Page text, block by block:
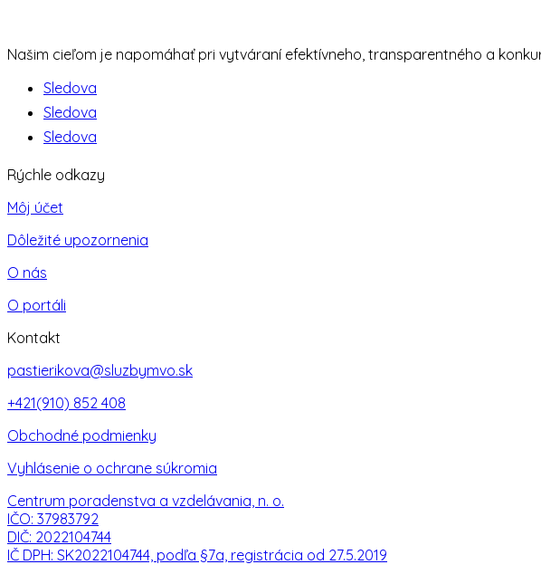
Našim cieľom je napomáhať pri vytváraní efektívneho, transparentného a
Sledova
Sledova
Sledova
Rýchle odkazy
Môj účet
Dôležité upozornenia
O nás
O portáli
Kontakt
pastierikova@sluzbymvo.sk
+421(910) 852 408
Obchodné podmienky
Vyhlásenie o ochrane súkromia
Centrum poradenstva a vzdelávania, n. o.
IČO: 37983792
DIČ: 2022104744
IČ DPH: SK2022104744, podľa §7a, registrácia od 27.5.2019